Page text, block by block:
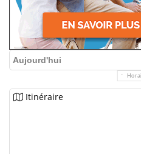
Aujourd'hui
Itinéraire